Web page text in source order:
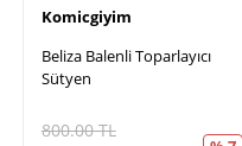
Komicgiyim
Beliza Balenli Toparlayıcı
Sütyen
800.00TL